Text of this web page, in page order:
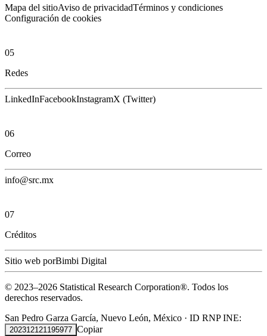
Mapa del sitioAviso de privacidadTérminos y condiciones
Configuración de cookies
05
Redes
LinkedInFacebookInstagramX (Twitter)
06
Correo
info@src.mx
07
Créditos
Sitio web porBimbi Digital
© 2023–2026 Statistical Research Corporation®. Todos los
derechos reservados.
San Pedro Garza García, Nuevo León, México · ID RNP INE:
202312121195977 Copiar